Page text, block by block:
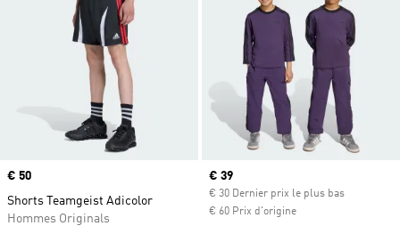
Prix
€ 50
Shorts Teamgeist Adicolor
Hommes Originals
Prix actuel
€ 39
€ 30 Dernier prix le plus bas
€ 60 Prix d'origine